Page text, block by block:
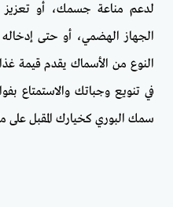
لدعم مناعة جسمك، أو تعزيز
الجهاز الهضمي، أو حتى
النوع من الأسماك يقدم قيمة
في تنويع وجباتك والاستمتاع
سمك البوري كخيارك المقبل على